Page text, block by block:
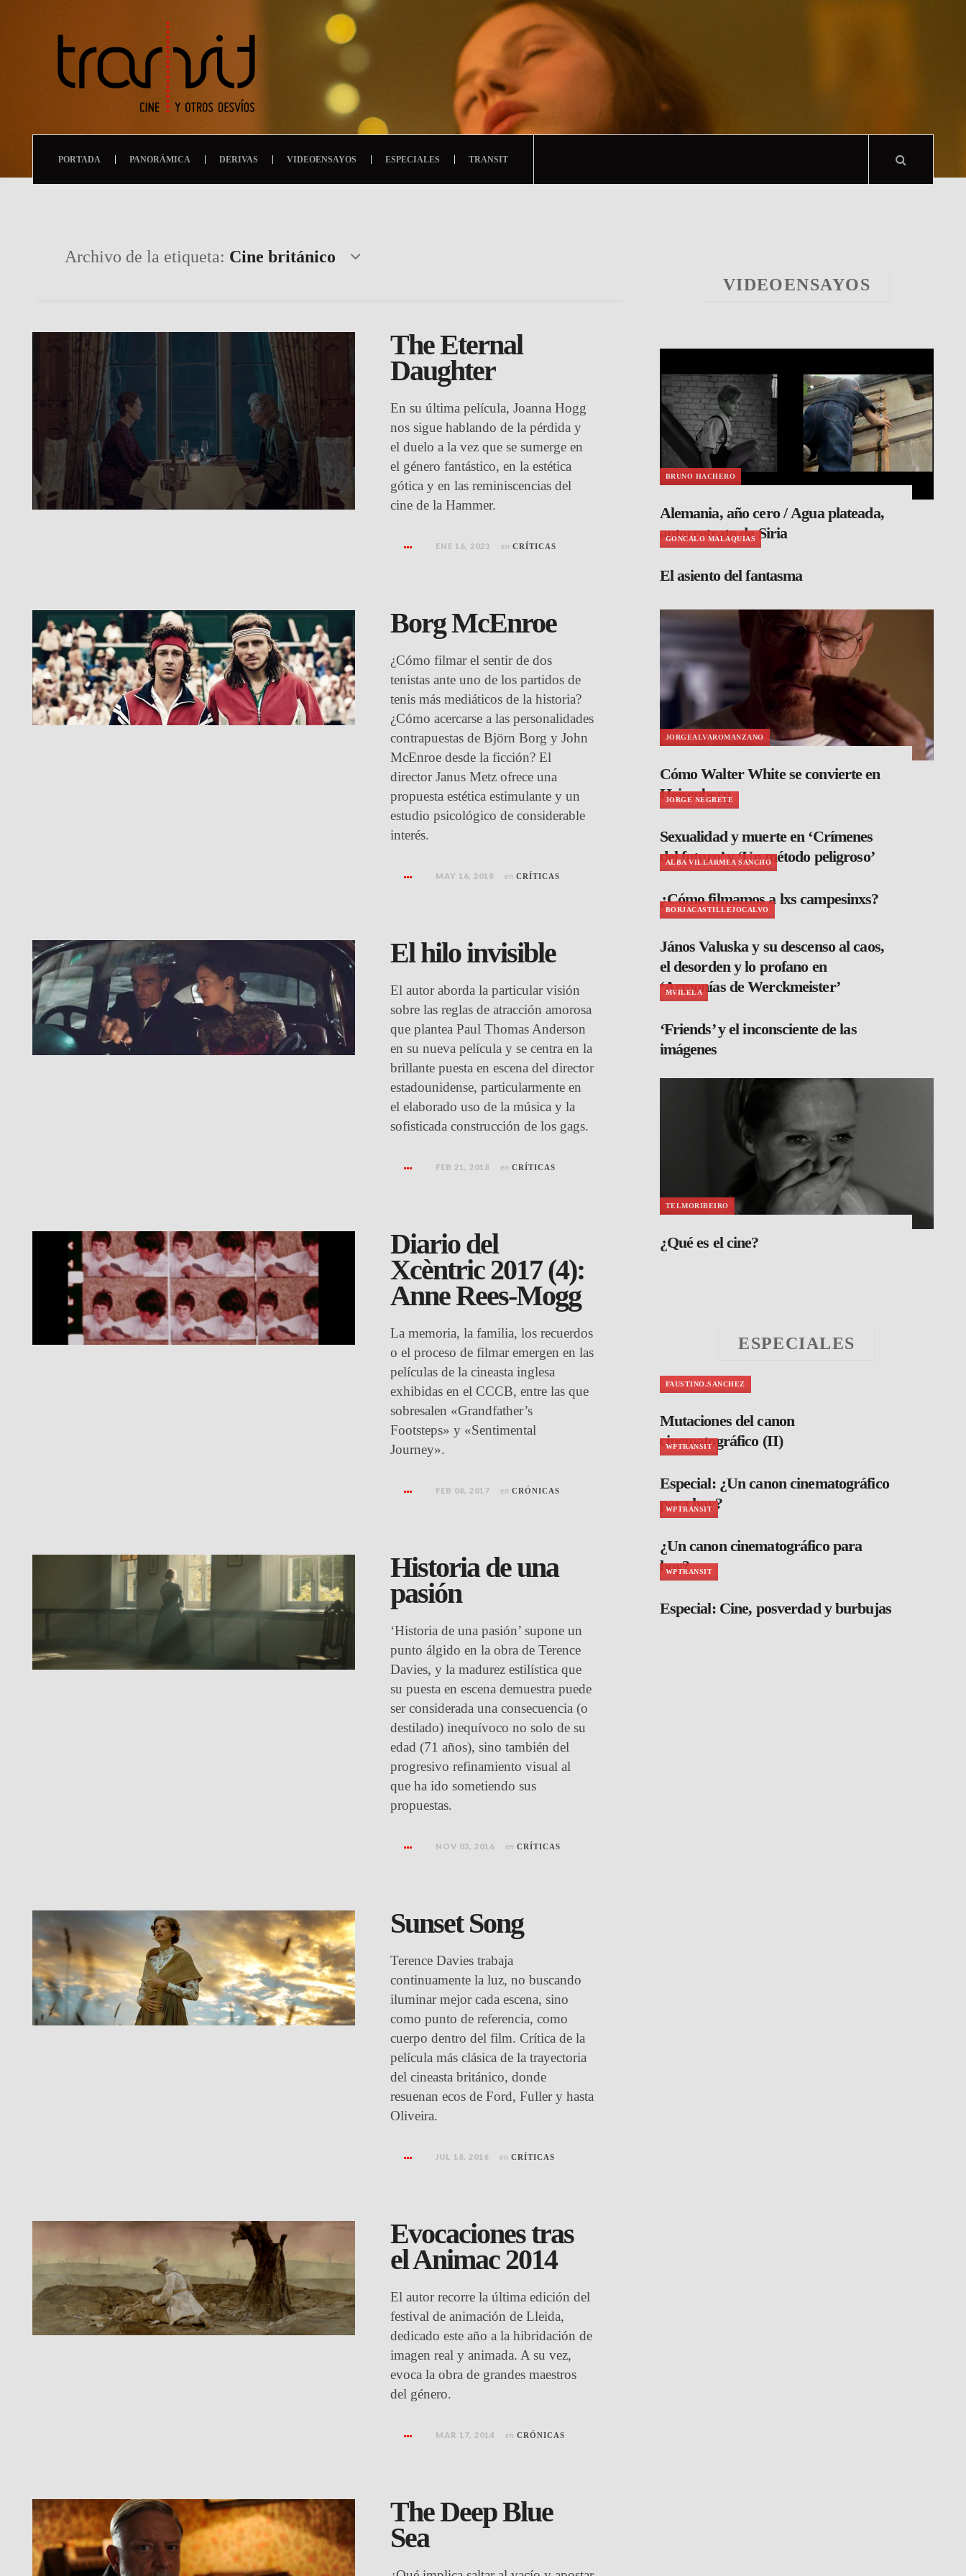
PORTADA PANORÁMICA DERIVAS VIDEOENSAYOS ESPECIALES TRANSIT
Archivo de la etiqueta: Cine británico
The Eternal
Daughter
En su última película, Joanna Hogg
nos sigue hablando de la pérdida y
el duelo a la vez que se sumerge en
el género fantástico, en la estética
gótica y en las reminiscencias del
cine de la Hammer.
ENE 16, 2023 en CRÍTICAS
Borg McEnroe
¿Cómo filmar el sentir de dos
tenistas ante uno de los partidos de
tenis más mediáticos de la historia?
¿Cómo acercarse a las personalidades
contrapuestas de Björn Borg y John
McEnroe desde la ficción? El
director Janus Metz ofrece una
propuesta estética estimulante y un
estudio psicológico de considerable
interés.
MAY 16, 2018 en CRÍTICAS
El hilo invisible
El autor aborda la particular visión
sobre las reglas de atracción amorosa
que plantea Paul Thomas Anderson
en su nueva película y se centra en la
brillante puesta en escena del director
estadounidense, particularmente en
el elaborado uso de la música y la
sofisticada construcción de los gags.
FEB 21, 2018 en CRÍTICAS
Diario del
Xcèntric 2017 (4):
Anne Rees-Mogg
La memoria, la familia, los recuerdos
o el proceso de filmar emergen en las
películas de la cineasta inglesa
exhibidas en el CCCB, entre las que
sobresalen «Grandfather’s
Footsteps» y «Sentimental
Journey».
FEB 08, 2017 en CRÓNICAS
Historia de una
pasión
‘Historia de una pasión’ supone un
punto álgido en la obra de Terence
Davies, y la madurez estilística que
su puesta en escena demuestra puede
ser considerada una consecuencia (o
destilado) inequívoco no solo de su
edad (71 años), sino también del
progresivo refinamiento visual al
que ha ido sometiendo sus
propuestas.
NOV 03, 2016 en CRÍTICAS
Sunset Song
Terence Davies trabaja
continuamente la luz, no buscando
iluminar mejor cada escena, sino
como punto de referencia, como
cuerpo dentro del film. Crítica de la
película más clásica de la trayectoria
del cineasta británico, donde
resuenan ecos de Ford, Fuller y hasta
Oliveira.
JUL 18, 2016 en CRÍTICAS
Evocaciones tras
el Animac 2014
El autor recorre la última edición del
festival de animación de Lleida,
dedicado este año a la hibridación de
imagen real y animada. A su vez,
evoca la obra de grandes maestros
del género.
MAR 17, 2014 en CRÓNICAS
The Deep Blue
Sea
VIDEOENSAYOS
BRUNO HACHERO
Alemania, año cero / Agua plateada,
autorretrato de Siria
GONCALO MALAQUIAS
El asiento del fantasma
JORGEALVAROMANZANO
Cómo Walter White se convierte en
Heisenberg
JORGE NEGRETE
Sexualidad y muerte en ‘Crímenes
del futuro’ y ‘Un método peligroso’
ALBA VILLARMEA SANCHO
¿Cómo filmamos a lxs campesinxs?
BORJACASTILLEJOCALVO
János Valuska y su descenso al caos,
el desorden y lo profano en
‘Armonías de Werckmeister’
MVILELA
‘Friends’ y el inconsciente de las
imágenes
TELMORIBEIRO
¿Qué es el cine?
ESPECIALES
FAUSTINO.SANCHEZ
Mutaciones del canon
cinematográfico (II)
WPTRANSIT
Especial: ¿Un canon cinematográfico
para hoy?
WPTRANSIT
¿Un canon cinematográfico para
hoy?
WPTRANSIT
Especial: Cine, posverdad y burbujas